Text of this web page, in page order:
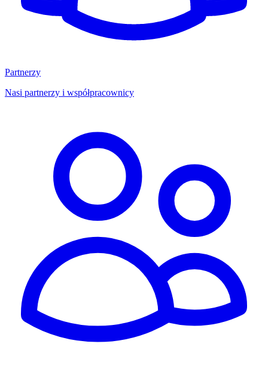
Partnerzy
Nasi partnerzy i współpracownicy